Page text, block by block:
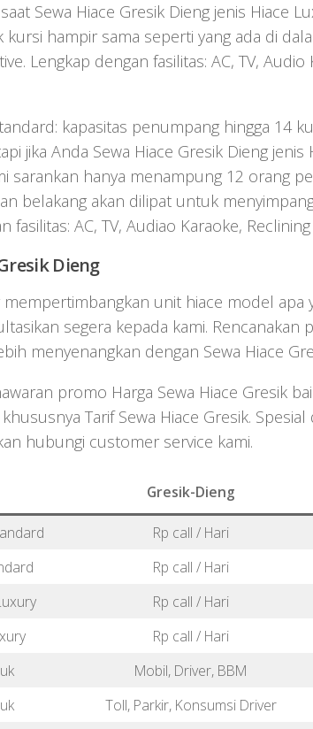
Sewa Hiace Gresik Dieng jenis Hiace
hampir sama seperti yang ada di
Lengkap dengan fasilitas: AC, TV, Audio
kapasitas penumpang hingga 14
jika Anda Sewa Hiace Gresik Dieng jenis
sarankan hanya menampung 12 orang
belakang akan dilipat untuk
fasilitas: AC, TV, Audiao Karaoke, Reclining
Dieng
unit hiace model apa
segera kepada kami. Rencanakan
menyenangkan dengan Sewa Hiace
promo Harga Sewa Hiace Gresik
Tarif Sewa Hiace Gresik. Spesial
hubungi customer service kami.
Gresik-Dieng
Rp call / Hari
Rp call / Hari
Rp call / Hari
Rp call / Hari
Mobil, Driver, BBM
Toll, Parkir, Konsumsi Driver